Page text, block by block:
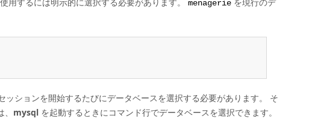
menagerie
ッションを開始するたびにデータベースを選択する必要があります。 そ
mysql を起動するときにコマンド行でデータベースを選択できます。